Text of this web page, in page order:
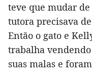
teve que mudar
tutora precisava
Então o gato e
trabalha
suas malas e